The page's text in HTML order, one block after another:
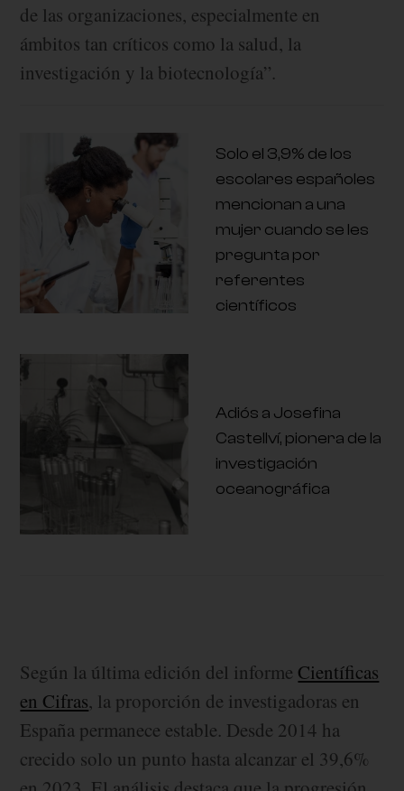
de las organizaciones, especialmente en
ámbitos tan críticos como la salud, la
investigación y la biotecnología”.
Solo el 3,9% de los
escolares españoles
mencionan a una
mujer cuando se les
pregunta por
referentes
científicos
Adiós a Josefina
Castellví, pionera de la
investigación
oceanográfica
Según la última edición del informe Científicas
en Cifras, la proporción de investigadoras en
España permanece estable. Desde 2014 ha
crecido solo un punto hasta alcanzar el 39,6%